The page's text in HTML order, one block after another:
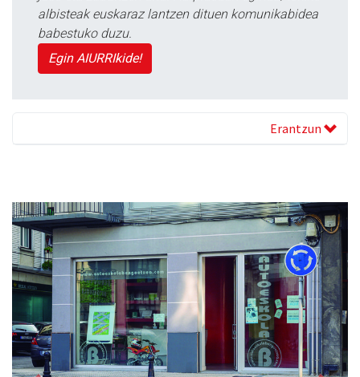
albisteak euskaraz lantzen dituen komunikabidea
babestuko duzu.
Egin AIURRIkide!
Erantzun